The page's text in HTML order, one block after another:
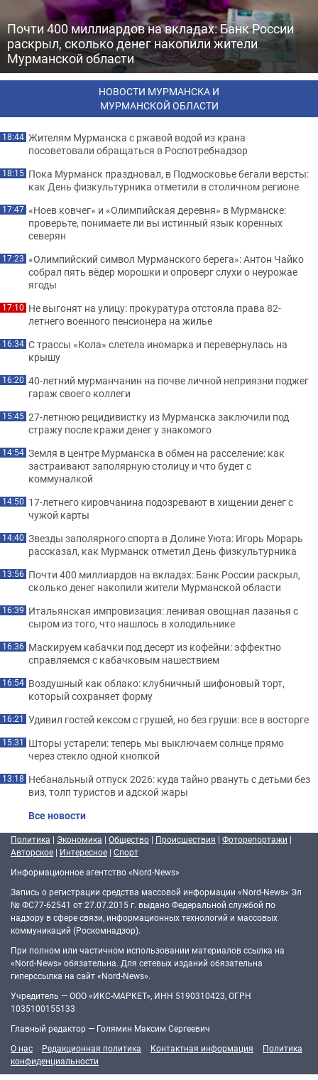
Почти 400 миллиардов на вкладах: Банк России
раскрыл, сколько денег накопили жители
Мурманской области
НОВОСТИ МУРМАНСКА И
МУРМАНСКОЙ ОБЛАСТИ
18:44 Жителям Мурманска с ржавой водой из крана
посоветовали обращаться в Роспотребнадзор
18:15 Пока Мурманск праздновал, в Подмосковье бегали версты:
как День физкультурника отметили в столичном регионе
17:47 «Ноев ковчег» и «Олимпийская деревня» в Мурманске:
проверьте, понимаете ли вы истинный язык коренных
северян
17:23 «Олимпийский символ Мурманского берега»: Антон Чайко
собрал пять вёдер морошки и опроверг слухи о неурожае
ягоды
17:10 Не выгонят на улицу: прокуратура отстояла права 82-
летнего военного пенсионера на жилье
16:34 С трассы «Кола» слетела иномарка и перевернулась на
крышу
16:20 40-летний мурманчанин на почве личной неприязни поджег
гараж своего коллеги
15:45 27-летнюю рецидивистку из Мурманска заключили под
стражу после кражи денег у знакомого
14:54 Земля в центре Мурманска в обмен на расселение: как
застраивают заполярную столицу и что будет с
коммуналкой
14:50 17-летнего кировчанина подозревают в хищении денег с
чужой карты
14:40 Звезды заполярного спорта в Долине Уюта: Игорь Морарь
рассказал, как Мурманск отметил День физкультурника
13:56 Почти 400 миллиардов на вкладах: Банк России раскрыл,
сколько денег накопили жители Мурманской области
16:39 Итальянская импровизация: ленивая овощная лазанья с
сыром из того, что нашлось в холодильнике
16:36 Маскируем кабачки под десерт из кофейни: эффектно
справляемся с кабачковым нашествием
16:54 Воздушный как облако: клубничный шифоновый торт,
который сохраняет форму
16:21 Удивил гостей кексом с грушей, но без груши: все в восторге
15:31 Шторы устарели: теперь мы выключаем солнце прямо
через стекло одной кнопкой
13:18 Небанальный отпуск 2026: куда тайно рвануть с детьми без
виз, толп туристов и адской жары
Все новости
Политика | Экономика | Общество | Происшествия | Фоторепортажи |
Авторское | Интересное | Спорт
Информационное агентство «Nord-News»
Запись о регистрации средства массовой информации «Nord-News» Эл
№ ФС77-62541 от 27.07.2015 г. выдано Федеральной службой по
надзору в сфере связи, информационных технологий и массовых
коммуникаций (Роскомнадзор).
При полном или частичном использовании материалов ссылка на
«Nord-News» обязательна. Для сетевых изданий обязательна
гиперссылка на сайт «Nord-News».
Учредитель — ООО «ИКС-МАРКЕТ», ИНН 5190310423, ОГРН
1035100155133
Главный редактор — Голямин Максим Сергеевич
О нас
Редакционная политика Контактная информация
Политика
конфиденциальности